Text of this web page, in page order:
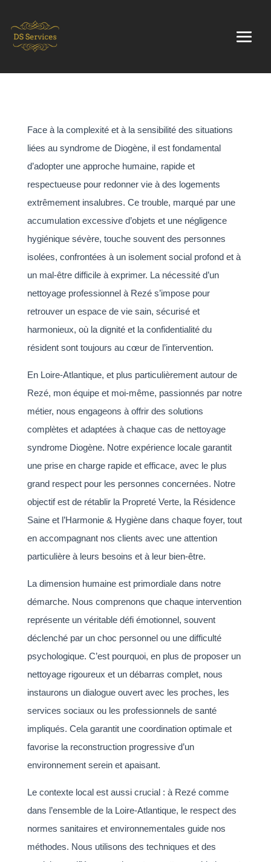
Face à la complexité et à la sensibilité des situations
liées au syndrome de Diogène, il est fondamental
d’adopter une approche humaine, rapide et
respectueuse pour redonner vie à des logements
extrêmement insalubres. Ce trouble, marqué par une
accumulation excessive d’objets et une négligence
hygiénique sévère, touche souvent des personnes
isolées, confrontées à un isolement social profond et à
un mal-être difficile à exprimer. La nécessité d’un
nettoyage professionnel à Rezé s’impose pour
retrouver un espace de vie sain, sécurisé et
harmonieux, où la dignité et la confidentialité du
résident sont toujours au cœur de l’intervention.
En Loire-Atlantique, et plus particulièrement autour de
Rezé, mon équipe et moi-même, passionnés par notre
métier, nous engageons à offrir des solutions
complètes et adaptées à chaque cas de nettoyage
syndrome Diogène. Notre expérience locale garantit
une prise en charge rapide et efficace, avec le plus
grand respect pour les personnes concernées. Notre
objectif est de rétablir la Propreté Verte, la Résidence
Saine et l’Harmonie & Hygiène dans chaque foyer, tout
en accompagnant nos clients avec une attention
particulière à leurs besoins et à leur bien-être.
La dimension humaine est primordiale dans notre
démarche. Nous comprenons que chaque intervention
représente un véritable défi émotionnel, souvent
déclenché par un choc personnel ou une difficulté
psychologique. C’est pourquoi, en plus de proposer un
nettoyage rigoureux et un débarras complet, nous
instaurons un dialogue ouvert avec les proches, les
services sociaux ou les professionnels de santé
impliqués. Cela garantit une coordination optimale et
favorise la reconstruction progressive d’un
environnement serein et apaisant.
Le contexte local est aussi crucial : à Rezé comme
dans l’ensemble de la Loire-Atlantique, le respect des
normes sanitaires et environnementales guide nos
méthodes. Nous utilisons des techniques et des